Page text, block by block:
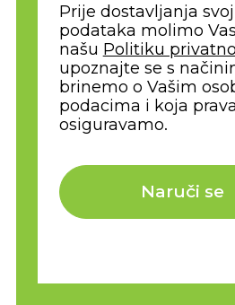
Prije dostavljanja
podataka molimo
našu Politiku
upoznajte se s
brinemo o Vašim
podacima i koja
osiguravamo.
Naruči se